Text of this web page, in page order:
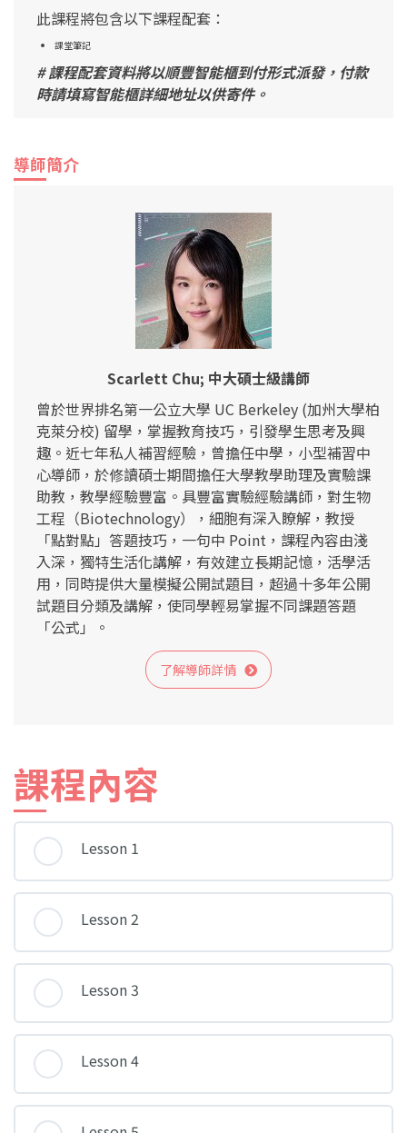
此課程將包含以下課程配套：
課堂筆記
# 課程配套資料將以順豐智能櫃到付形式派發，付款
時請填寫智能櫃詳細地址以供寄件。
導師簡介
Scarlett Chu; 中大碩士級講師
曾於世界排名第一公立大學 UC Berkeley (加州大學柏
克萊分校) 留學，掌握教育技巧，引發學生思考及興
趣。近七年私人補習經驗，曾擔任中學，小型補習中
心導師，於修讀碩士期間擔任大學教學助理及實驗課
助教，教學經驗豐富。具豐富實驗經驗講師，對生物
工程（Biotechnology），細胞有深入瞭解，教授
「點對點」答題技巧，一句中 Point，課程內容由淺
入深，獨特生活化講解，有效建立長期記憶，活學活
用，同時提供大量模擬公開試題目，超過十多年公開
試題目分類及講解，使同學輕易掌握不同課題答題
「公式」。
了解導師詳情
課程內容
Lesson 1
Lesson 2
Lesson 3
Lesson 4